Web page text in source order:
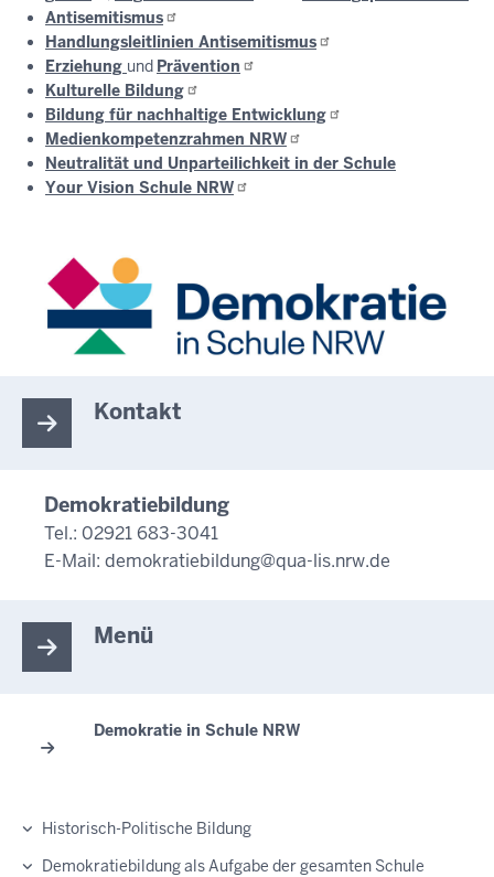
Antisemitismus
Handlungsleitlinien Antisemitismus
Erziehung und Prävention
Kulturelle Bildung
Bildung für nachhaltige Entwicklung
Medienkompetenzrahmen NRW
Neutralität und Unparteilichkeit in der Schule
Your Vision Schule NRW
Kontakt
Demokratiebildung
Tel.: 02921 683-3041
E-Mail: demokratiebildung@qua-lis.nrw.de
Menü
Demokratie in Schule NRW
Historisch-Politische Bildung
Demokratiebildung als Aufgabe der gesamten Schule